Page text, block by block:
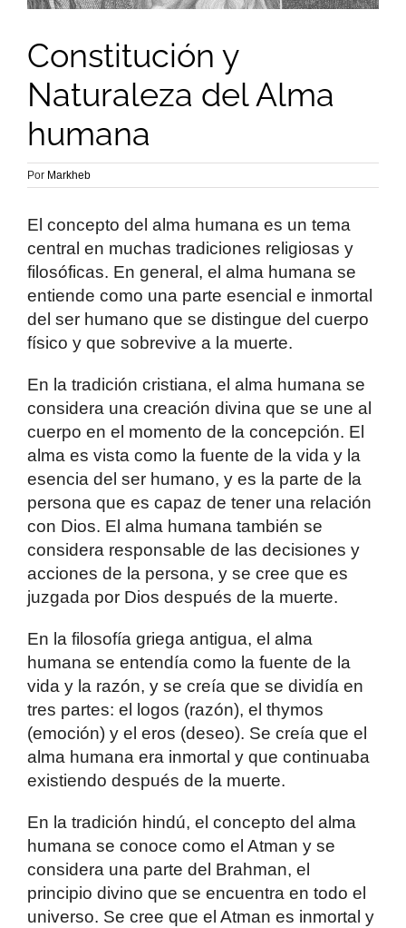
Constitución y
Naturaleza del Alma
humana
Por Markheb
El concepto del alma humana es un tema
central en muchas tradiciones religiosas y
filosóficas. En general, el alma humana se
entiende como una parte esencial e inmortal
del ser humano que se distingue del cuerpo
físico y que sobrevive a la muerte.
En la tradición cristiana, el alma humana se
considera una creación divina que se une al
cuerpo en el momento de la concepción. El
alma es vista como la fuente de la vida y la
esencia del ser humano, y es la parte de la
persona que es capaz de tener una relación
con Dios. El alma humana también se
considera responsable de las decisiones y
acciones de la persona, y se cree que es
juzgada por Dios después de la muerte.
En la filosofía griega antigua, el alma
humana se entendía como la fuente de la
vida y la razón, y se creía que se dividía en
tres partes: el logos (razón), el thymos
(emoción) y el eros (deseo). Se creía que el
alma humana era inmortal y que continuaba
existiendo después de la muerte.
En la tradición hindú, el concepto del alma
humana se conoce como el Atman y se
considera una parte del Brahman, el
principio divino que se encuentra en todo el
universo. Se cree que el Atman es inmortal y